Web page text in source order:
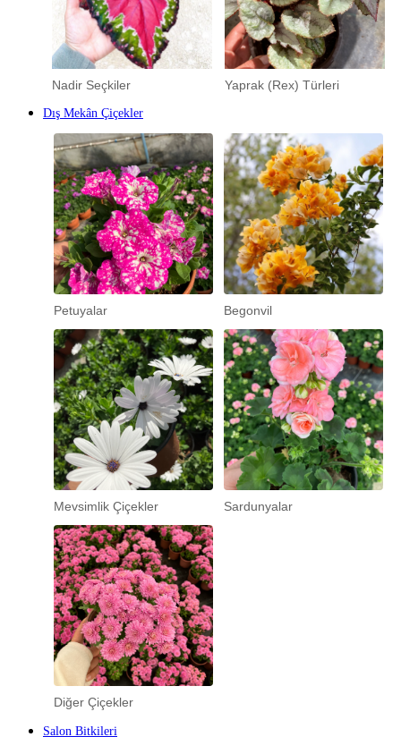
Nadir Seçkiler Yaprak (Rex) Türleri
Dış Mekân Çiçekler
Petuyalar Begonvil
Mevsimlik Çiçekler Sardunyalar
Diğer Çiçekler
Salon Bitkileri